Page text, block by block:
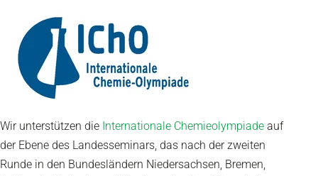
Wir unterstützen die Internationale Chemieolympiade auf
der Ebene des Landesseminars, das nach der zweiten
Runde in den Bundesländern Niedersachsen, Bremen,